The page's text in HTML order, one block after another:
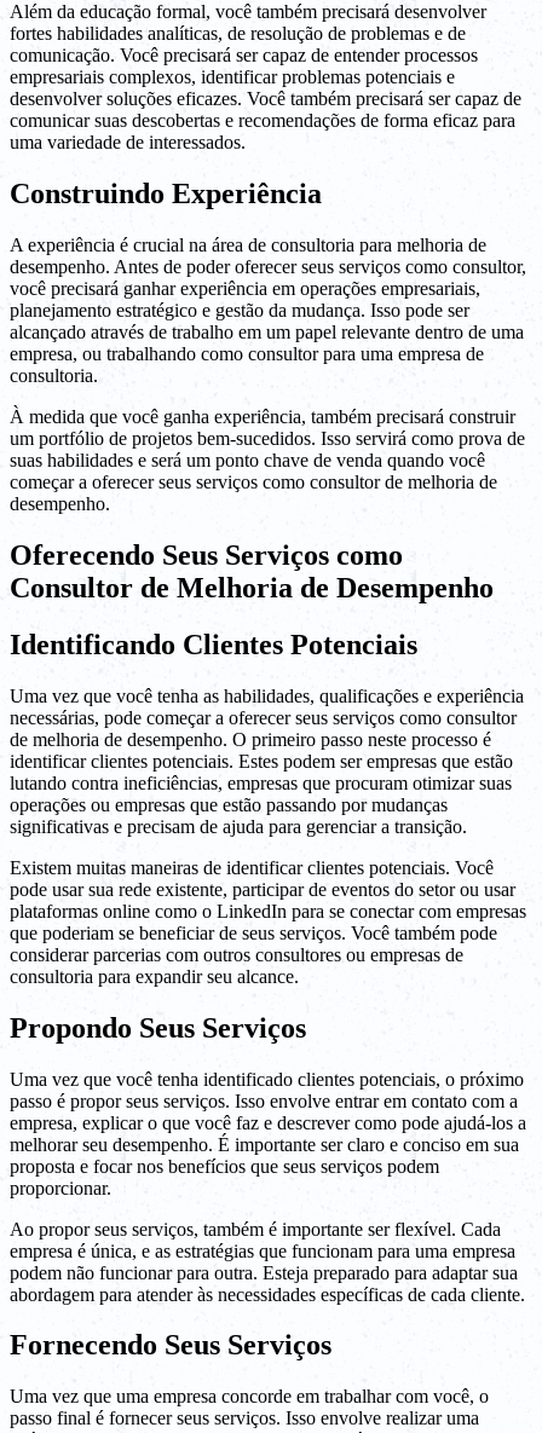
Além da educação formal, você também precisará desenvolver
fortes habilidades analíticas, de resolução de problemas e de
comunicação. Você precisará ser capaz de entender processos
empresariais complexos, identificar problemas potenciais e
desenvolver soluções eficazes. Você também precisará ser capaz de
comunicar suas descobertas e recomendações de forma eficaz para
uma variedade de interessados.
Construindo Experiência
A experiência é crucial na área de consultoria para melhoria de
desempenho. Antes de poder oferecer seus serviços como consultor,
você precisará ganhar experiência em operações empresariais,
planejamento estratégico e gestão da mudança. Isso pode ser
alcançado através de trabalho em um papel relevante dentro de uma
empresa, ou trabalhando como consultor para uma empresa de
consultoria.
À medida que você ganha experiência, também precisará construir
um portfólio de projetos bem-sucedidos. Isso servirá como prova de
suas habilidades e será um ponto chave de venda quando você
começar a oferecer seus serviços como consultor de melhoria de
desempenho.
Oferecendo Seus Serviços como
Consultor de Melhoria de Desempenho
Identificando Clientes Potenciais
Uma vez que você tenha as habilidades, qualificações e experiência
necessárias, pode começar a oferecer seus serviços como consultor
de melhoria de desempenho. O primeiro passo neste processo é
identificar clientes potenciais. Estes podem ser empresas que estão
lutando contra ineficiências, empresas que procuram otimizar suas
operações ou empresas que estão passando por mudanças
significativas e precisam de ajuda para gerenciar a transição.
Existem muitas maneiras de identificar clientes potenciais. Você
pode usar sua rede existente, participar de eventos do setor ou usar
plataformas online como o LinkedIn para se conectar com empresas
que poderiam se beneficiar de seus serviços. Você também pode
considerar parcerias com outros consultores ou empresas de
consultoria para expandir seu alcance.
Propondo Seus Serviços
Uma vez que você tenha identificado clientes potenciais, o próximo
passo é propor seus serviços. Isso envolve entrar em contato com a
empresa, explicar o que você faz e descrever como pode ajudá-los a
melhorar seu desempenho. É importante ser claro e conciso em sua
proposta e focar nos benefícios que seus serviços podem
proporcionar.
Ao propor seus serviços, também é importante ser flexível. Cada
empresa é única, e as estratégias que funcionam para uma empresa
podem não funcionar para outra. Esteja preparado para adaptar sua
abordagem para atender às necessidades específicas de cada cliente.
Fornecendo Seus Serviços
Uma vez que uma empresa concorde em trabalhar com você, o
passo final é fornecer seus serviços. Isso envolve realizar uma